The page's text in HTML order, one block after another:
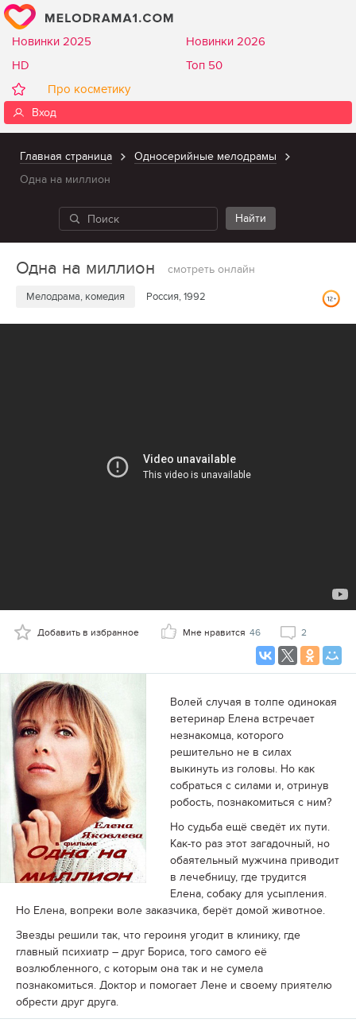
Новинки 2025
Новинки 2026
HD
Топ 50
Про косметику
Вход
Главная страница
Односерийные мелодрамы
Одна на миллион
Одна на миллион смотреть онлайн
Мелодрама, комедия Россия, 1992
Добавить в избранное Мне нравится 46 2
Волей случая в толпе одинокая
ветеринар Елена встречает
незнакомца, которого
решительно не в силах
выкинуть из головы. Но как
собраться с силами и, отринув
робость, познакомиться с ним?
Но судьба ещё сведёт их пути.
Как-то раз этот загадочный, но
обаятельный мужчина приводит
в лечебницу, где трудится
Елена, собаку для усыпления.
Но Елена, вопреки воле заказчика, берёт домой животное.
Звезды решили так, что героиня угодит в клинику, где
главный психиатр – друг Бориса, того самого её
возлюбленного, с которым она так и не сумела
познакомиться. Доктор и помогает Лене и своему приятелю
обрести друг друга.